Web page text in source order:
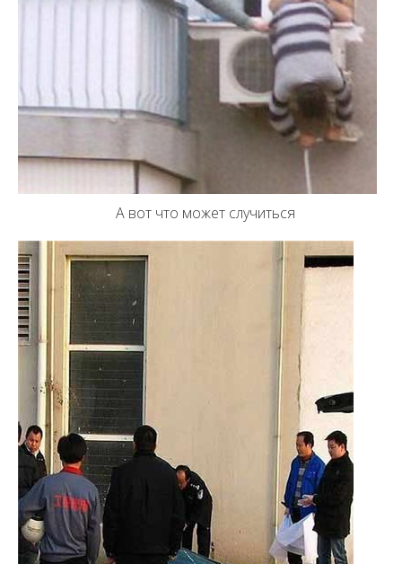
А вот что может случиться